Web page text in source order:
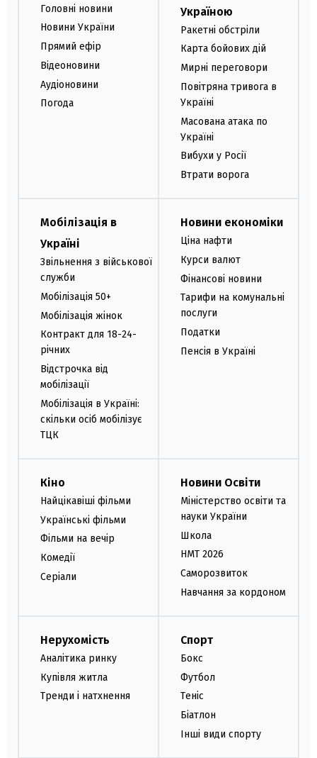
Головні новини
Новини України
Прямий ефір
Відеоновини
Аудіоновини
Погода
Україною
Ракетні обстріли
Карта бойових дій
Мирні переговори
Повітряна тривога в
Україні
Масована атака по
Україні
Вибухи у Росії
Втрати ворога
Мобілізація в
Україні
Звільнення з військової
служби
Мобілізація 50+
Мобілізація жінок
Контракт для 18-24-
річних
Відстрочка від
мобілізації
Мобілізація в Україні:
скільки осіб мобілізує
ТЦК
Новини економіки
Ціна нафти
Курси валют
Фінансові новини
Тарифи на комунальні
послуги
Податки
Пенсія в Україні
Кіно
Найцікавіші фільми
Українські фільми
Фільми на вечір
Комедії
Серіали
Новини Освіти
Міністерство освіти та
науки України
Школа
НМТ 2026
Саморозвиток
Навчання за кордоном
Нерухомість
Аналітика ринку
Купівля житла
Тренди і натхнення
Спорт
Бокс
Футбол
Теніс
Біатлон
Інші види спорту